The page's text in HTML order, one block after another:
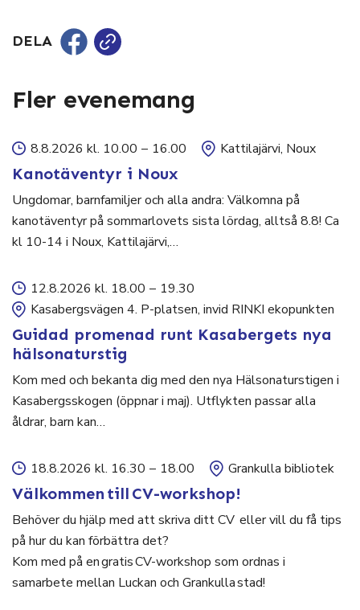
DELA
Fler evenemang
8.8.2026 kl. 10.00 – 16.00 Kattilajärvi, Noux
Kanotäventyr i Noux
Ungdomar, barnfamiljer och alla andra: Välkomna på
kanotäventyr på sommarlovets sista lördag, alltså 8.8! Ca
kl 10-14 i Noux, Kattilajärvi,…
12.8.2026 kl. 18.00 – 19.30
Kasabergsvägen 4. P-platsen, invid RINKI ekopunkten
Guidad promenad runt Kasabergets nya
hälsonaturstig
Kom med och bekanta dig med den nya Hälsonaturstigen i
Kasabergsskogen (öppnar i maj). Utflykten passar alla
åldrar, barn kan…
18.8.2026 kl. 16.30 – 18.00 Grankulla bibliotek
Välkommen till CV-workshop!
Behöver du hjälp med att skriva ditt CV eller vill du få tips
på hur du kan förbättra det?
Kom med på en gratis CV-workshop som ordnas i
samarbete mellan Luckan och Grankulla stad!